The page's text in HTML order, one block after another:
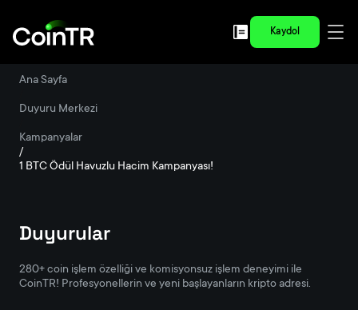
Kaydol
Ana Sayfa
Duyuru Merkezi
Kampanyalar
/
1 BTC Ödül Havuzlu Hacim Kampanyası!
Duyurular
280+ coin işlem özelliği ve komisyonsuz işlem deneyimi ile
CoinTR! Profesyonellerin ve yeni başlayanların kripto adresi.